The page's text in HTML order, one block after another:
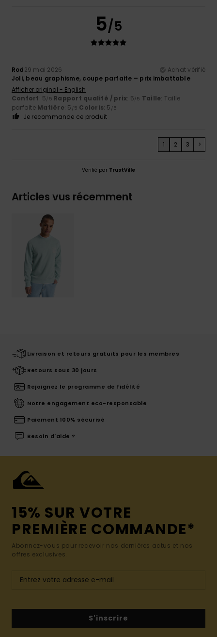
5/5
Rod29 mai 2026
Achat vérifié
Joli, beau graphisme, coupe parfaite – prix imbattable
Afficher original - English
Confort: 5/5 Rapport qualité / prix: 5/5 Taille: Taille
parfaite Matière: 5 /5 Coloris: 5 /5
Je recommande ce produit
1 2 3 >
Vérifié par TrustVille
Articles vus récemment
Livraison et retours gratuits pour les membres
Retours sous 30 jours
Rejoignez le programme de fidélité
Notre engagement eco-responsable
Paiement 100% sécurisé
Besoin d'aide ?
15% SUR VOTRE
PREMIÈRE COMMANDE*
Abonnez-vous pour recevoir nos dernières actus et nos
offres exclusives.
S'inscrire